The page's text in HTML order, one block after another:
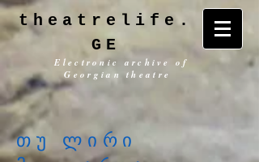
theatrelife.
GE
Electronic archive of
Georgian theatre
თუ ლირი